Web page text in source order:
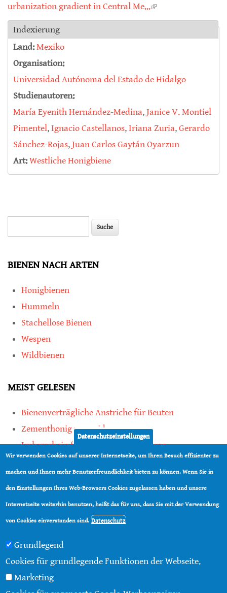
urbanization gradient in Central Me...(link is external)
Indexierung
Land:Mexiko
Organisation:
Universidad Autónoma del Estado de Hidalgo
Studienautoren:
María Eyenith Hernández-Medina,Janice V. Montiel
Pimentel,Ignacio Castellanos,Iriana Zuria,Gerardo
Sánchez-Rojas,Juan Carlos Gaytán Oyarzun
Art:Westliche Honigbiene
BIENEN NACH ARTEN
Honigbienen
Hummeln
Stachellose Bienen
Wespen
Wildbienen
MEIST GELESEN
Bienenverträgliche Anstriche für Beuten
Zementhonig vermeiden
Imkerschein für Honigbienen-Haltung
Kauf von Mittelwänden ist Vertrauenssache
teilen
Datenschutzeinstellungen
Wir verwenden Cookies auf unserer Internetseite, um Ihren Besuch effizienter zu
machen und Ihnen mehr Benutzerfreundlichkeit bieten zu können. Wenn Sie in
den Einstellungen Ihres Web-Browsers Cookies zugelassen haben und unsere
Internetseite weiterhin benutzen, heißt das für uns, dass Sie mit der Verwendung
von Cookies einverstanden sind. Datenschutz
Grundlegend
Cookies für grundlegende Funktionen der Webseite.
Marketing